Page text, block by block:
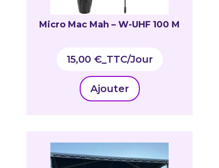
Micro Mac Mah – W-UHF 100 M
15,00 €_TTC
Ajouter